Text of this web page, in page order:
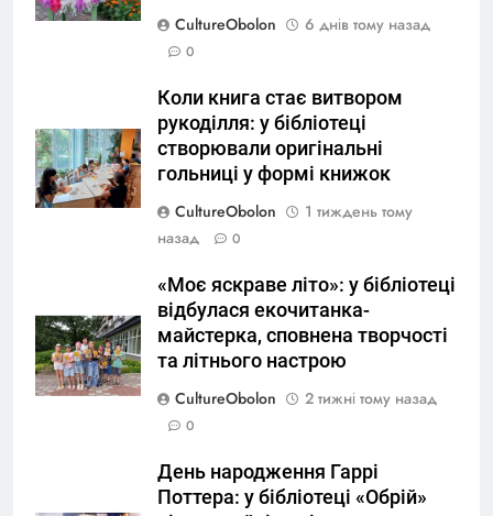
CultureObolon
6 днів тому назад
0
Коли книга стає витвором
рукоділля: у бібліотеці
створювали оригінальні
гольниці у формі книжок
CultureObolon
1 тиждень тому
назад
0
«Моє яскраве літо»: у бібліотеці
відбулася екочитанка-
майстерка, сповнена творчості
та літнього настрою
CultureObolon
2 тижні тому назад
0
День народження Гаррі
Поттера: у бібліотеці «Обрій»